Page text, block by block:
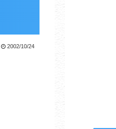
2002/10/24